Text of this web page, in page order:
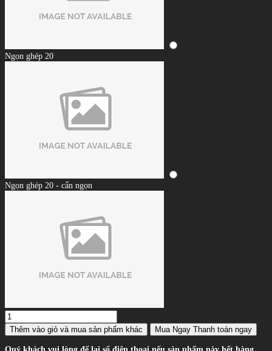
Ngọn ghép 20
Ngọn ghép 20 - cẩn ngọn
Thêm vào giỏ và mua sản phẩm khác Mua Ngay Thanh toán ngay